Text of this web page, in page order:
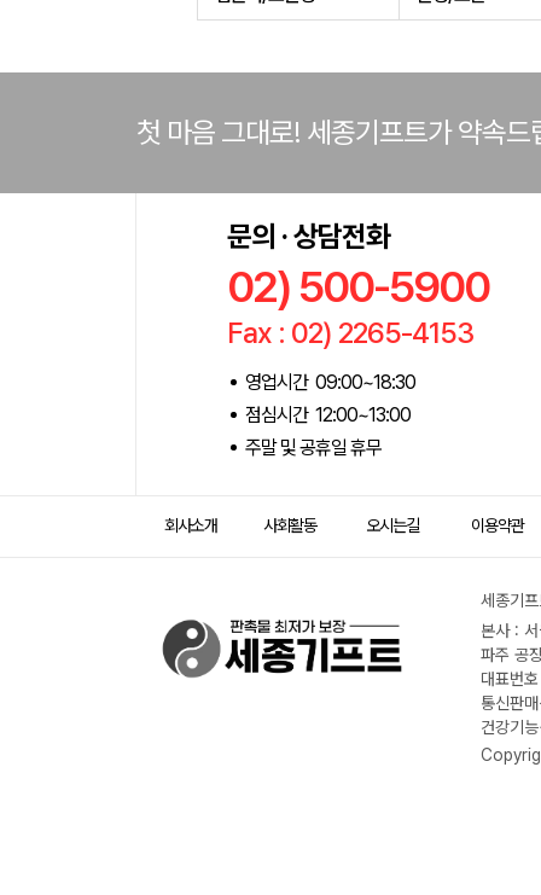
첫 마음 그대로! 세종기프트가 약속드
문의 · 상담전화
02) 500-5900
Fax : 02) 2265-4153
영업시간 09:00~18:30
점심시간 12:00~13:00
주말 및 공휴일 휴무
회사소개 사회활동 오시는길 이용약관
세종기
본사 :
파주 공
대표번
통신판
건강기